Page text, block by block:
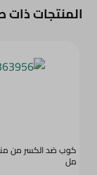
المنتجات ذات
مل